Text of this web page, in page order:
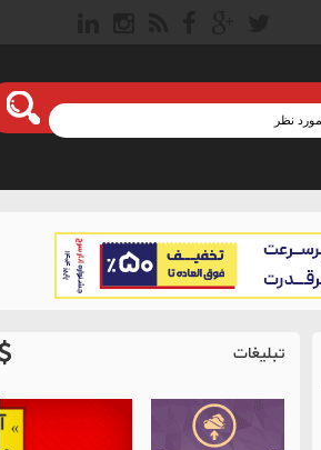
تبلیغات